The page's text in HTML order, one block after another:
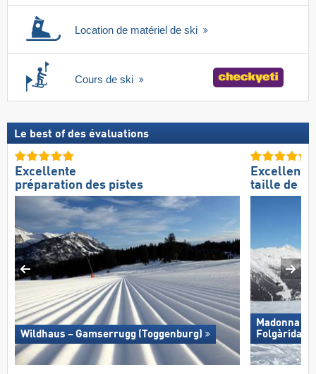
Location de matériel de ski
Cours de ski
Le best of des évaluations
Excellente
préparation des pistes
Wildhaus – Gamserrugg (Toggenburg)
Excellente
taille de
Madonna di
Folgàrida/​